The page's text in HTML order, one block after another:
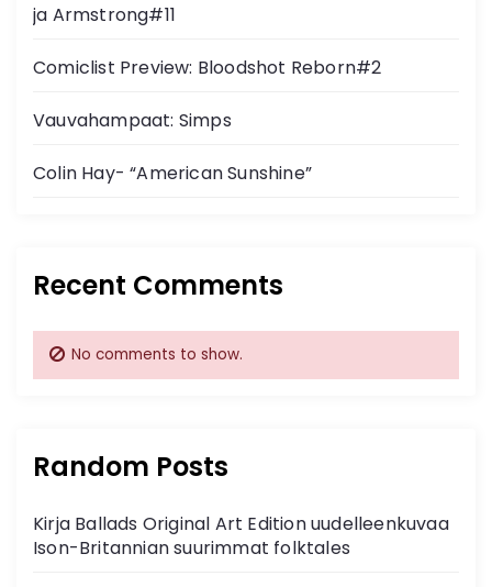
ja Armstrong#11
Comiclist Preview: Bloodshot Reborn#2
Vauvahampaat: Simps
Colin Hay- “American Sunshine”
Recent Comments
No comments to show.
Random Posts
Kirja Ballads Original Art Edition uudelleenkuvaa
Ison-Britannian suurimmat folktales